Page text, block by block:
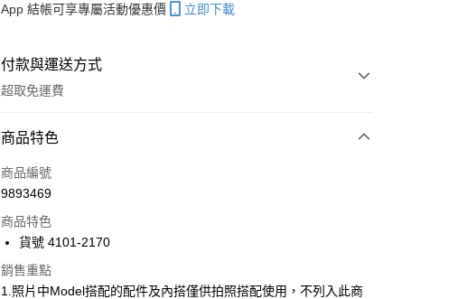
App 結帳可享專屬活動優惠價 立即下載
付款與運送方式
超取免運費
付款方式
信用卡一次付款
Apple Pay
ATM付款
商品特色
商品編號
9893469
商品特色
貨號 4101-2170
銷售重點
1.照片中Model搭配的配件及內搭僅供拍照搭配使用，不列入此商